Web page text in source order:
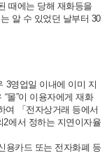
때에는 당해 재화등을
알 수 있었던 날부터 30
3영업일 이내에 이미 지
몰”이 이용자에게 재화
여 「전자상거래 등에서
2에서 정하는 지연이자율
용카드 또는 전자화폐 등